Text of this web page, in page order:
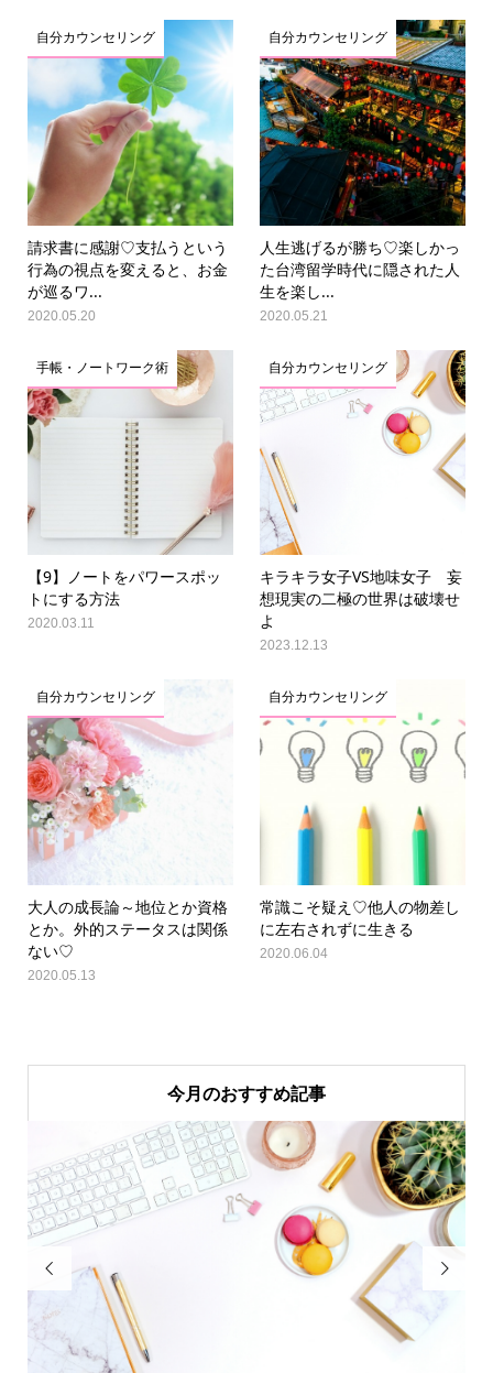
自分カウンセリング
請求書に感謝♡支払うという
行為の視点を変えると、お金
が巡るワ...
2020.05.20
自分カウンセリング
人生逃げるが勝ち♡楽しかっ
た台湾留学時代に隠された人
生を楽し...
2020.05.21
手帳・ノートワーク術
【9】ノートをパワースポッ
トにする方法
2020.03.11
自分カウンセリング
キラキラ女子VS地味女子 妄
想現実の二極の世界は破壊せ
よ
2023.12.13
自分カウンセリング
大人の成長論～地位とか資格
とか。外的ステータスは関係
ない♡
2020.05.13
自分カウンセリング
常識こそ疑え♡他人の物差し
に左右されずに生きる
2020.06.04
今月のおすすめ記事
 